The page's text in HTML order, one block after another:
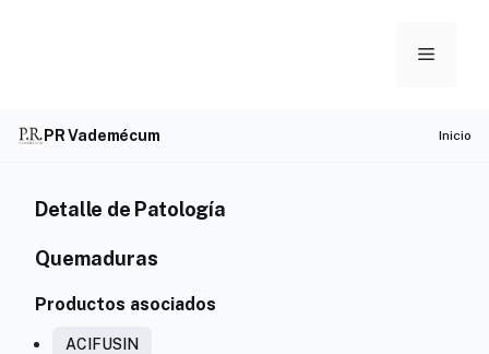
Menu
PR Vademécum Inicio
Detalle de Patología
Quemaduras
Productos asociados
ACIFUSIN